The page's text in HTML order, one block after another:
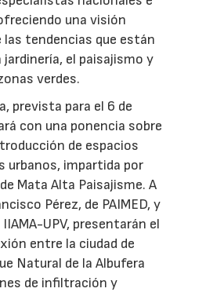
una visión
tendencias que están
el paisajismo y
verdes.
prevista para el 6 de
con una ponencia sobre
de espacios
urbanos, impartida por
Mata Alta Paisajisme. A
Pérez, de PAIMED, y
UPV, presentarán el
entre la ciudad de
Natural de la Albufera
de infiltración y